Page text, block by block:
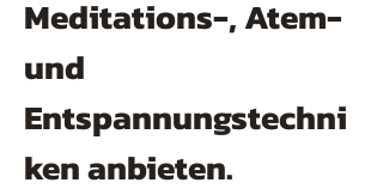
Meditations-, Atem-
und
Entspannungstechni
ken anbieten.